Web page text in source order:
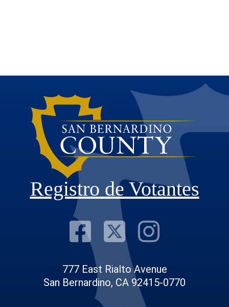
Registro de Votantes
Visit Our
VisitVisit
777 East Rialto Avenue
San Bernardino, CA 92415-0770